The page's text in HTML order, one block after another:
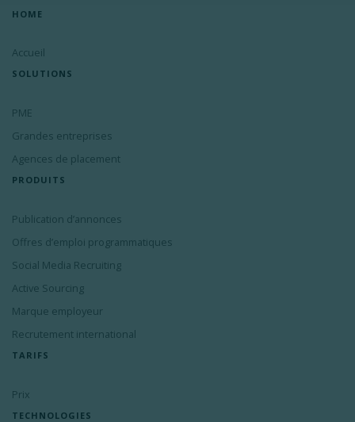
HOME
Accueil
SOLUTIONS
PME
Grandes entreprises
Agences de placement
PRODUITS
Publication d’annonces
Offres d’emploi programmatiques
Social Media Recruiting
Active Sourcing
Marque employeur
Recrutement international
TARIFS
Prix
TECHNOLOGIES